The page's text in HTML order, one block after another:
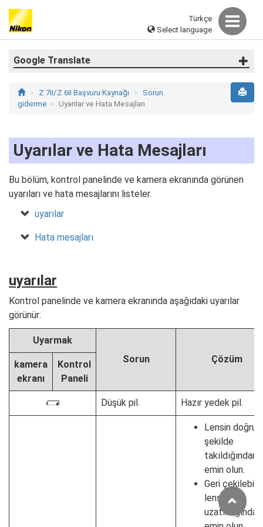
Türkçe
Select language
Google Translate
Z 7II/Z 6II Başvuru Kaynağı
Sorun
giderme
Uyarılar ve Hata Mesajları
Uyarılar ve Hata Mesajları
Bu bölüm, kontrol panelinde ve kamera ekranında görünen
uyarıları ve hata mesajlarını listeler.
uyarılar
Hata mesajları
uyarılar
Kontrol panelinde ve kamera ekranında aşağıdaki uyarılar
görünür:
Uyarmak
Sorun
Çözüm
kamera
ekranı
Kontrol
Paneli
H Düşük pil. Hazır yedek pil.
Lensin doğru
şekilde
takıldığından
emin olun.
Geri çekilebilir
lenslerin
uzatıldığından